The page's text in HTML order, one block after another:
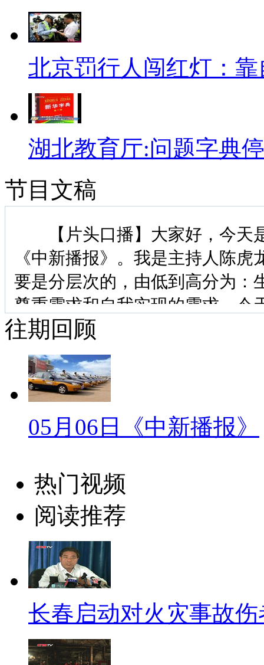
北京罚行人闯红灯：
湖北教育厅:问题字典
节目文稿
【片头口播】大家好，今天是
《中新播报》。我是主持人陈
要是分层次的，由低到高分为：
尊重需求和自我实现的需求，今
聊聊我们的需求。
一 观察家
【口播】我手中的这瓶水，可
泉有点甜”想必大家也不陌生，
起隔空骂战之后，又在新闻发
水、纯净水也罢，我们怎样才能
标题：什么标准能解水之“惑
【解说】
“在经历因“标准门”而引发的
夫山泉在北京举行新闻发布会
出全面回应并宣称，即日起，
农夫山泉董事长钟睒睒承认
往期回顾
05月06日《中新播报》
热门视频
阅读推荐
长春启动对火灾事故